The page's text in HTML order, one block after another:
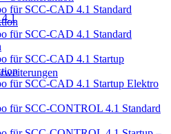
für SCC-CAD 4.1 Standard
für SCC-CAD 4.1 Standard
für SCC-CAD 4.1 Startup
für SCC-CAD 4.1 Startup Elektro
für SCC-CONTROL 4.1 Standard